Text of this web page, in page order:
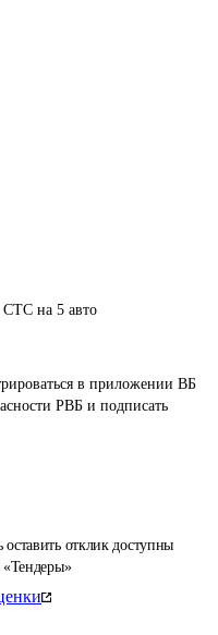
отклик доступны
«Тендеры»
СТС на 5 авто
в приложении ВБ
РВБ и подписать